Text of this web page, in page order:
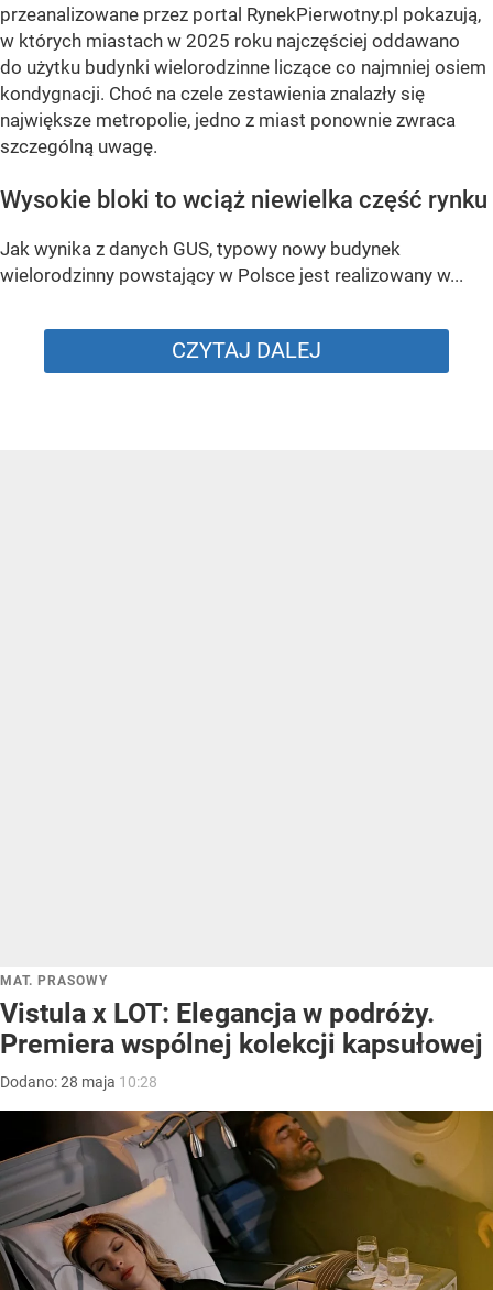
przeanalizowane przez portal RynekPierwotny.pl pokazują,
w których miastach w 2025 roku najczęściej oddawano
do użytku budynki wielorodzinne liczące co najmniej osiem
kondygnacji. Choć na czele zestawienia znalazły się
największe metropolie, jedno z miast ponownie zwraca
szczególną uwagę.
Wysokie bloki to wciąż niewielka część rynku
Jak wynika z danych GUS, typowy nowy budynek
wielorodzinny powstający w Polsce jest realizowany w...
CZYTAJ DALEJ
MAT. PRASOWY
Vistula x LOT: Elegancja w podróży.
Premiera wspólnej kolekcji kapsułowej
Dodano:28 maja 10:28